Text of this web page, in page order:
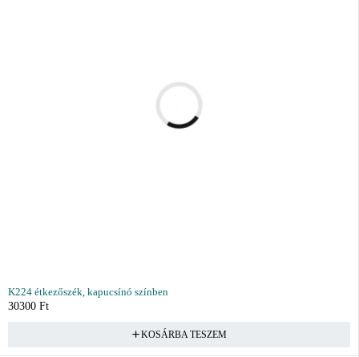
K224 étkezőszék, kapucsínó színben
30300 Ft
KOSÁRBA TESZEM